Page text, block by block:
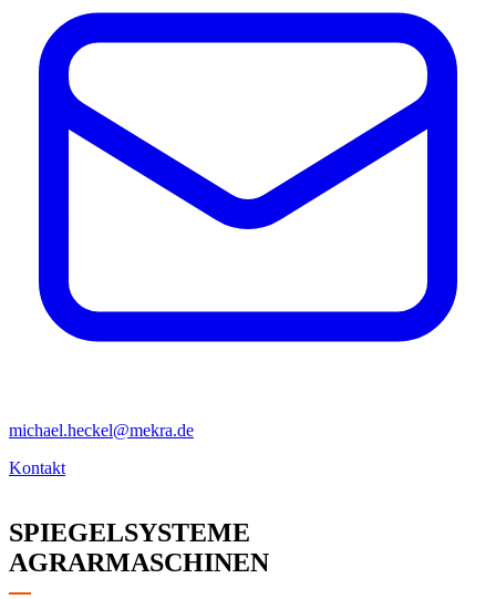
michael.heckel@mekra.de
Kontakt
SPIEGELSYSTEME
AGRARMASCHINEN